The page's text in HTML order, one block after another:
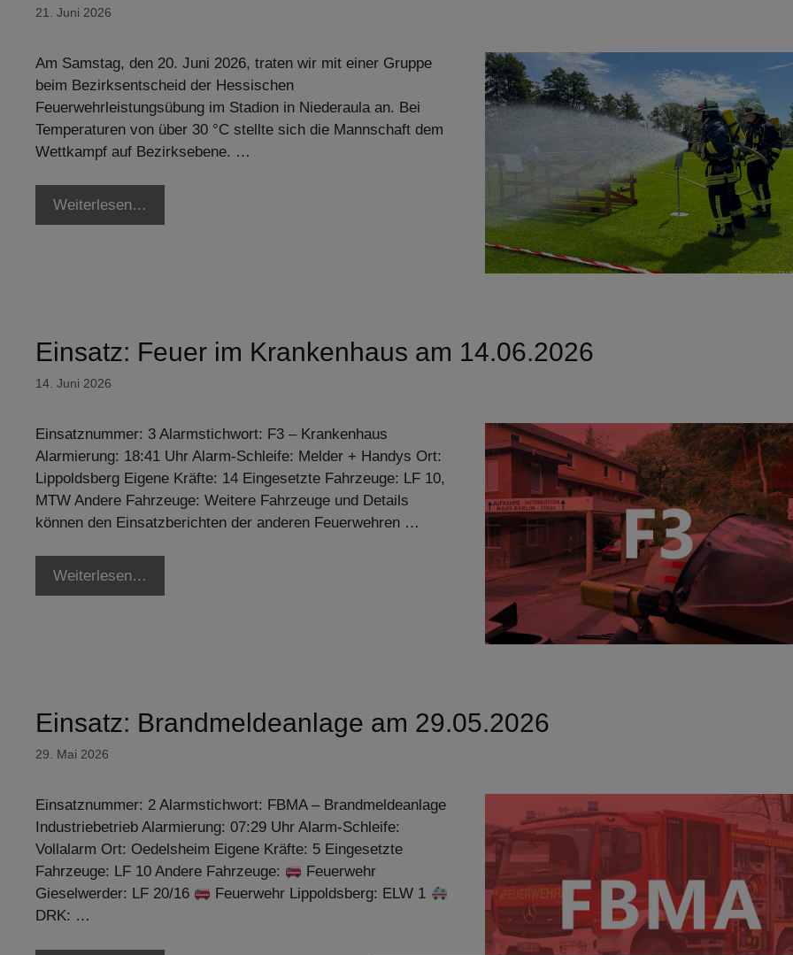
21. Juni 2026
Am Samstag, den 20. Juni 2026, traten wir mit einer Gruppe
beim Bezirksentscheid der Hessischen
Feuerwehrleistungsübung im Stadion in Niederaula an. Bei
Temperaturen von über 30 °C stellte sich die Mannschaft dem
Wettkampf auf Bezirksebene. …
Weiterlesen…
Einsatz: Feuer im Krankenhaus am 14.06.2026
14. Juni 2026
Einsatznummer: 3 Alarmstichwort: F3 – Krankenhaus
Alarmierung: 18:41 Uhr Alarm-Schleife: Melder + Handys Ort:
Lippoldsberg Eigene Kräfte: 14 Eingesetzte Fahrzeuge: LF 10,
MTW Andere Fahrzeuge: Weitere Fahrzeuge und Details
können den Einsatzberichten der anderen Feuerwehren …
Weiterlesen…
Einsatz: Brandmeldeanlage am 29.05.2026
29. Mai 2026
Einsatznummer: 2 Alarmstichwort: FBMA – Brandmeldeanlage
Industriebetrieb Alarmierung: 07:29 Uhr Alarm-Schleife:
Vollalarm Ort: Oedelsheim Eigene Kräfte: 5 Eingesetzte
Fahrzeuge: LF 10 Andere Fahrzeuge:
Feuerwehr
Gieselwerder: LF 20/16
Feuerwehr Lippoldsberg: ELW 1
DRK: …